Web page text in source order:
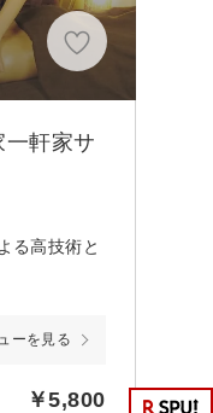
軒家サ
る高技術と
ーを見る
￥5,800